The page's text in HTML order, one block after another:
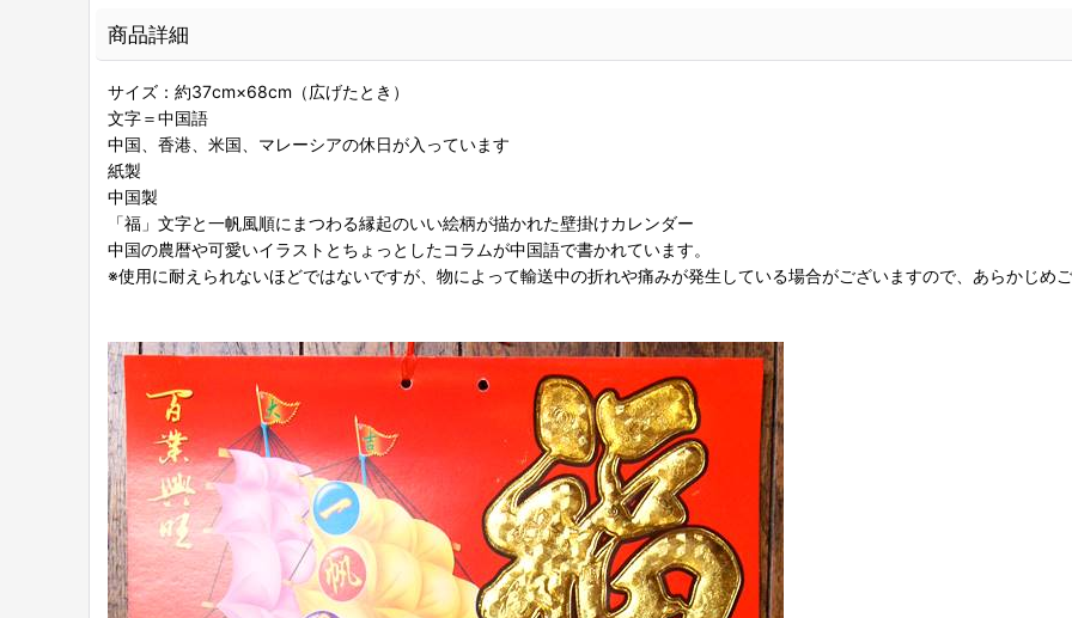
商品詳細
サイズ：約37cm×68cm（広げたとき）
文字＝中国語
中国、香港、米国、マレーシアの休日が入っています
紙製
中国製
「福」文字と一帆風順にまつわる縁起のいい絵柄が描かれた壁掛けカレンダー
中国の農暦や可愛いイラストとちょっとしたコラムが中国語で書かれています。
※使用に耐えられないほどではないですが、物によって輸送中の折れや痛みが発生している場合がございますので、あらかじめご